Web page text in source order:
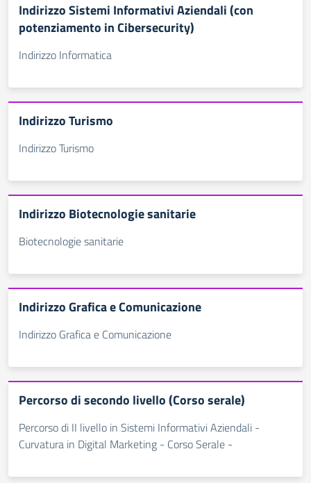
Indirizzo Sistemi Informativi Aziendali (con
potenziamento in Cibersecurity)
Indirizzo Informatica
Indirizzo Turismo
Indirizzo Turismo
Indirizzo Biotecnologie sanitarie
Biotecnologie sanitarie
Indirizzo Grafica e Comunicazione
Indirizzo Grafica e Comunicazione
Percorso di secondo livello (Corso serale)
Percorso di II livello in Sistemi Informativi Aziendali -
Curvatura in Digital Marketing - Corso Serale -